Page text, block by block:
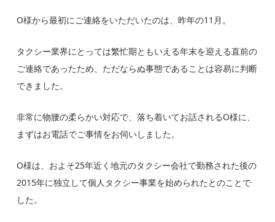
O様から最初にご連絡をいただいたのは、昨年の11月。
タクシー業界にとっては繁忙期ともいえる年末を迎える直前の
ご連絡であったため、ただならぬ事態であることは容易に判断
できました。
非常に物腰の柔らかい対応で、落ち着いてお話されるO様に、
まずはお電話でご事情をお伺いしました。
O様は、およそ25年近く地元のタクシー会社で勤務された後の
2015年に独立して個人タクシー事業を始められたとのことで
した。